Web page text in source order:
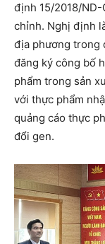
định 15/2018/
chỉnh. Nghị định
địa phương trong
đăng ký công bố
phẩm trong sản
với thực phẩm
quảng cáo thực
đổi gen.